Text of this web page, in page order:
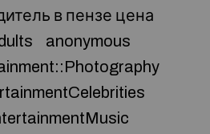
в пензе цена
anonymous